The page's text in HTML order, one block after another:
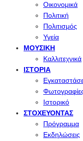
Οικονομικά
Πολιτική
Πολιτισμός
Υγεία
ΜΟΥΣΙΚΉ
Καλλιτεχνικά
ΙΣΤΟΡΊΑ
Ιστορικό
ΣΤΟΧΕΎΟΝΤΑΣ
Πρόγραμμα
Εκδηλώσεις